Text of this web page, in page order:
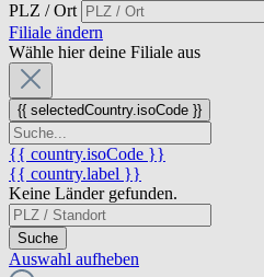
PLZ / Ort
Filiale ändern
Wähle hier deine Filiale aus
{{ selectedCountry.isoCode }}
{{ country.isoCode }}
{{ country.label }}
Keine Länder gefunden.
Suche
Auswahl aufheben